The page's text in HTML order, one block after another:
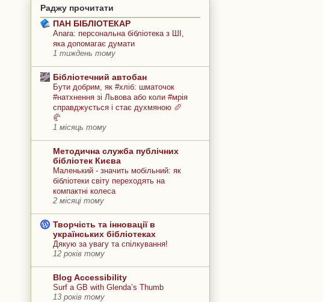
Раджу прочитати
ПАН БІБЛІОТЕКАР
Anara: персональна бібліотека з ШІ,
яка допомагає думати
1 тиждень тому
Бібліотечний автобан
Бути добрим, як #хліб: шматочок
#натхнення зі Львова або коли #мрія
справджується і стає духмяною 🥖
🥐
1 місяць тому
Методична служба публічних
бібліотек Києва
Маленький - значить мобільний: як
бібліотеки світу переходять на
компактні колеса
2 місяці тому
Творчість та інновації в
українських бібліотеках
Дякую за увагу та спілкування!
12 років тому
Blog Accessibility
Surf a GB with Glenda’s Thumb
13 років тому